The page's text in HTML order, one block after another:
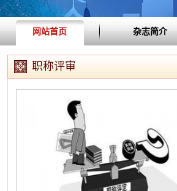
网站首页 杂志简介
职称评审